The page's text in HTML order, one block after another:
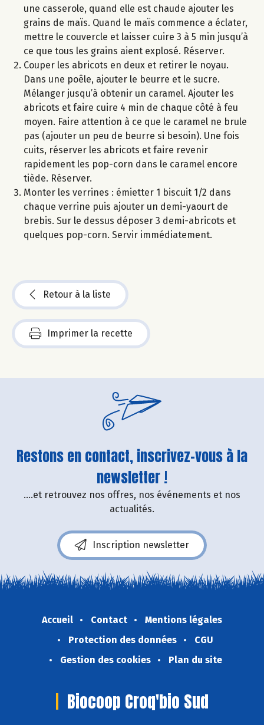
une casserole, quand elle est chaude ajouter les
grains de maïs. Quand le maïs commence a éclater,
mettre le couvercle et laisser cuire 3 à 5 min jusqu’à
ce que tous les grains aient explosé. Réserver.
Couper les abricots en deux et retirer le noyau.
Dans une poêle, ajouter le beurre et le sucre.
Mélanger jusqu’à obtenir un caramel. Ajouter les
abricots et faire cuire 4 min de chaque côté à feu
moyen. Faire attention à ce que le caramel ne brule
pas (ajouter un peu de beurre si besoin). Une fois
cuits, réserver les abricots et faire revenir
rapidement les pop-corn dans le caramel encore
tiède. Réserver.
Monter les verrines : émietter 1 biscuit 1/2 dans
chaque verrine puis ajouter un demi-yaourt de
brebis. Sur le dessus déposer 3 demi-abricots et
quelques pop-corn. Servir immédiatement.
Retour à la liste
Imprimer la recette
Restons en contact, inscrivez-vous à la
newsletter !
....et retrouvez nos offres, nos événements et nos
actualités.
Inscription newsletter
Accueil Contact
Mentions légales
Protection des données
CGU
Gestion des cookies
Plan du site
Biocoop Croq'bio Sud